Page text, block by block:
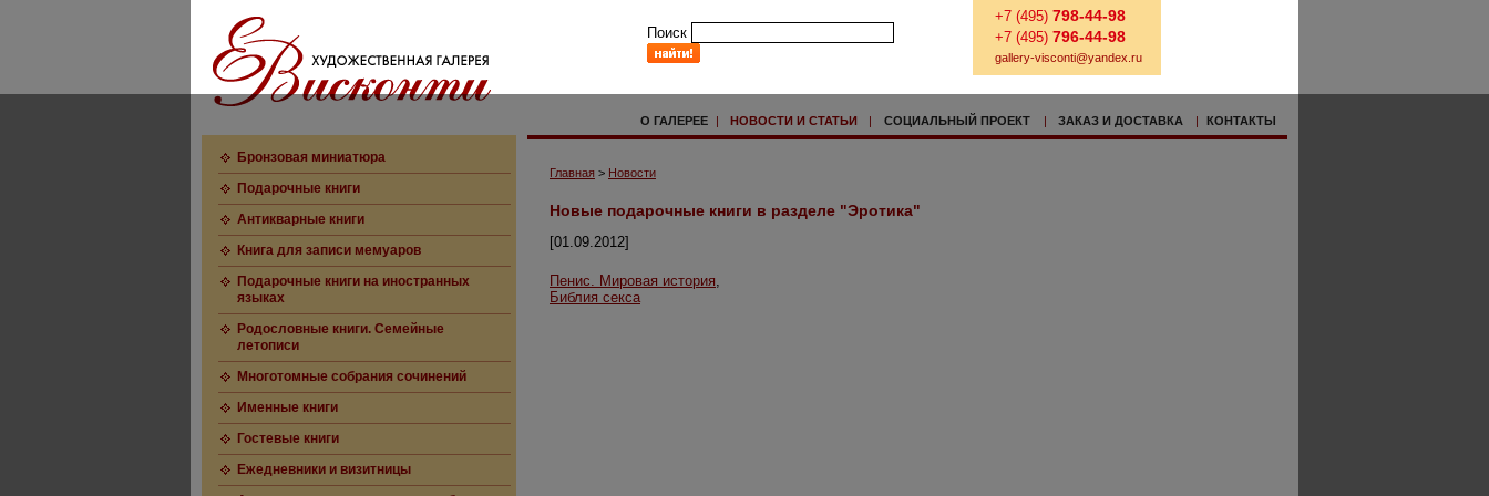
Поиск
+7 (495) 798-44-98
+7 (495) 796-44-98
gallery-visconti@yandex.ru
О ГАЛЕРЕЕ | НОВОСТИ И СТАТЬИ | СОЦИАЛЬНЫЙ ПРОЕКТ | ЗАКАЗ И ДОСТАВКА | КОНТАКТЫ
Бронзовая миниатюра
Подарочные книги
Антикварные книги
Книга для записи мемуаров
Подарочные книги на иностранных
языках
Родословные книги. Семейные
летописи
Многотомные собрания сочинений
Именные книги
Гостевые книги
Ежедневники и визитницы
Главная > Новости
Новые подарочные книги в разделе "Эротика"
[01.09.2012]
Пенис. Мировая история
Библия секса